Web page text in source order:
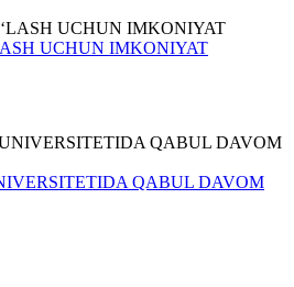
UCHUN IMKONIYAT
QABUL DAVOM